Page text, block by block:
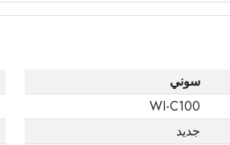
سوني
WI-C100
جديد